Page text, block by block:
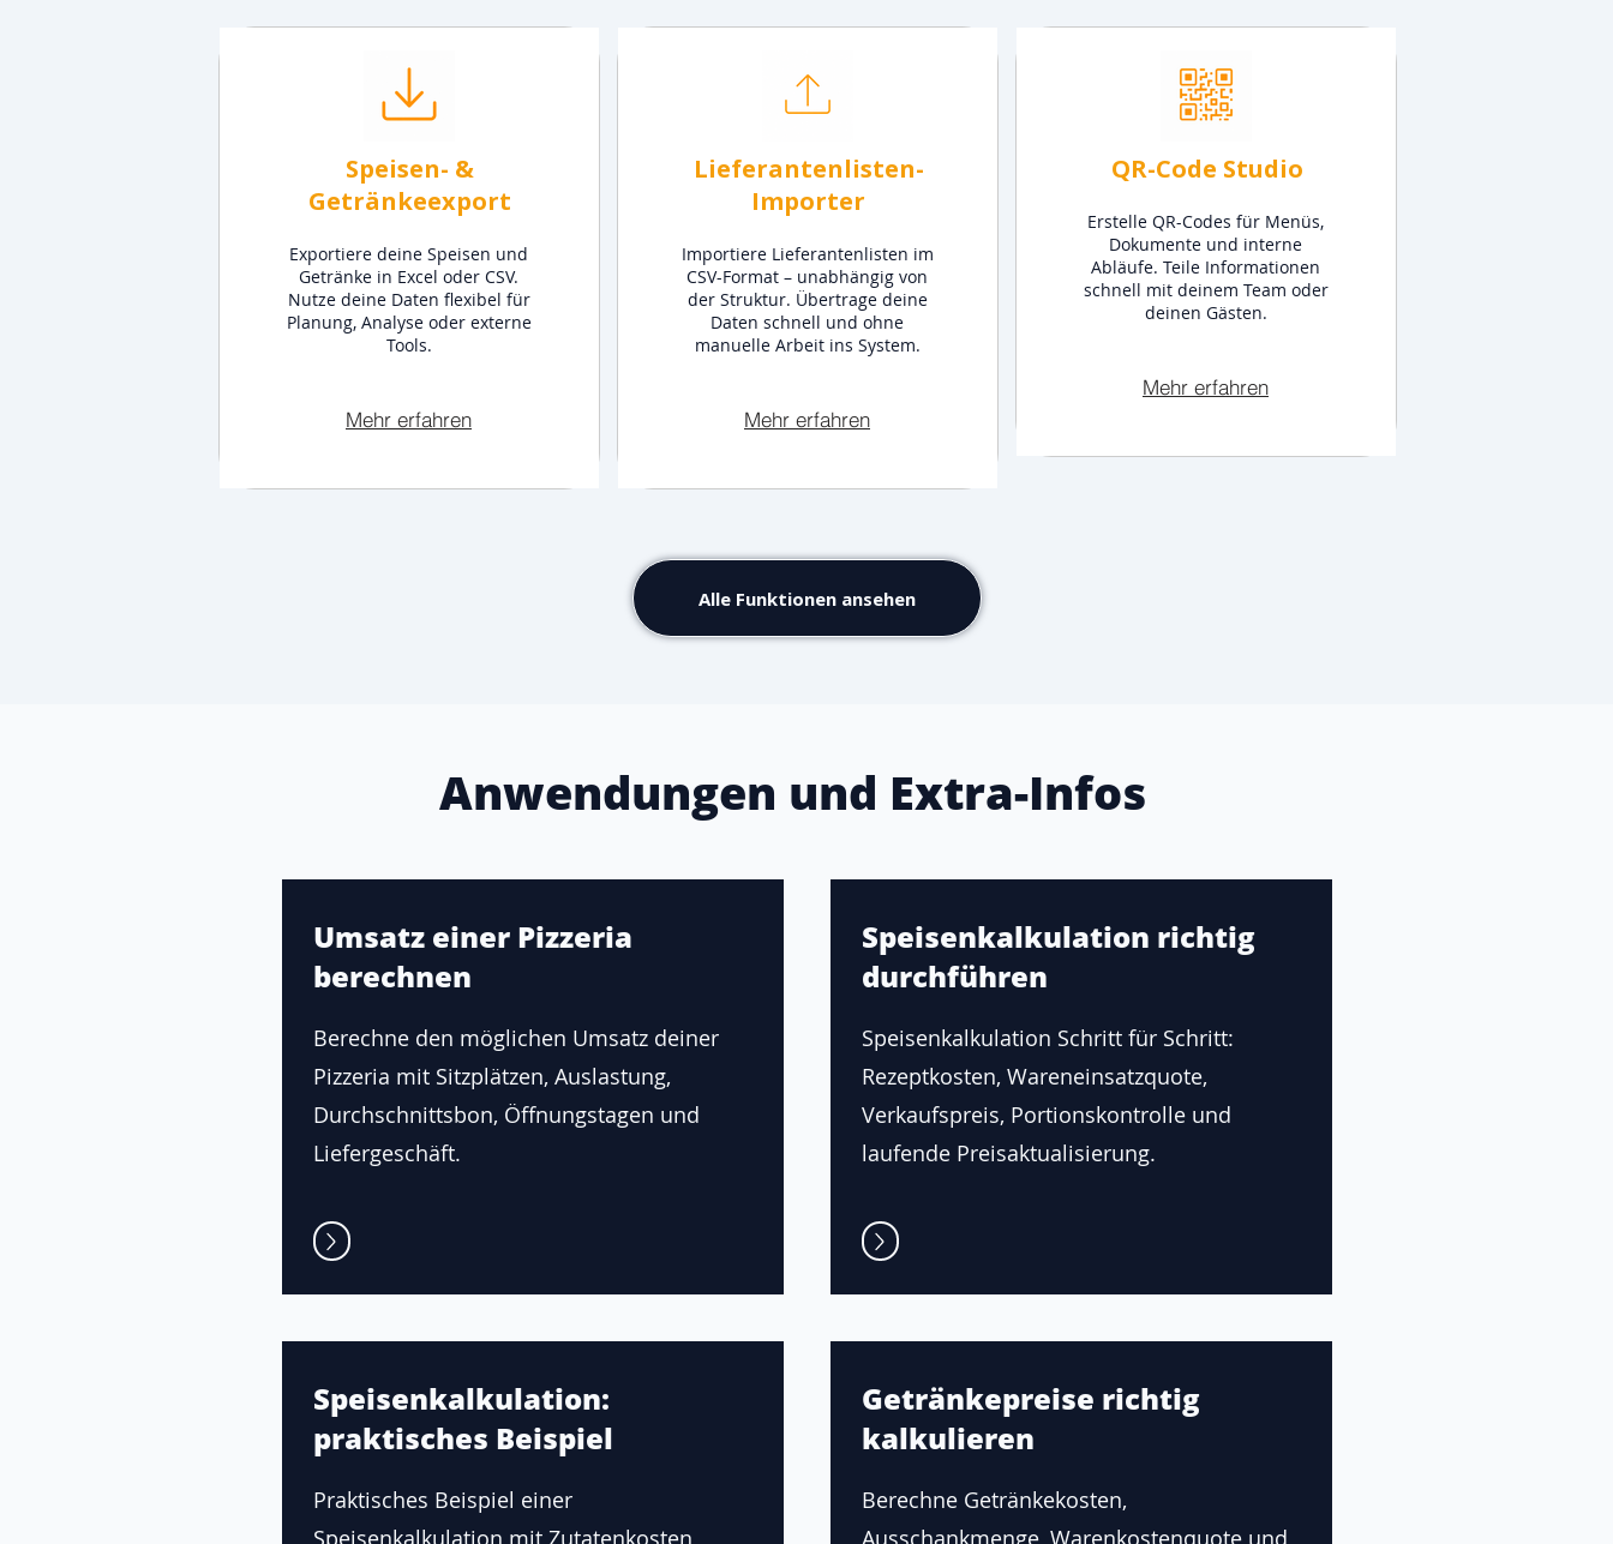
Speisen- &
Getränkeexport
Exportiere deine Speisen und
Getränke in Excel oder CSV.
Nutze deine Daten flexibel für
Planung, Analyse oder externe
Tools.
Mehr erfahren
Lieferantenlisten-
Importer
Importiere Lieferantenlisten im
CSV-Format – unabhängig von
der Struktur. Übertrage deine
Daten schnell und ohne
manuelle Arbeit ins System.
Mehr erfahren
QR-Code Studio
Erstelle QR-Codes für Menüs,
Dokumente und interne
Abläufe. Teile Informationen
schnell mit deinem Team oder
deinen Gästen.
Mehr erfahren
Alle Funktionen ansehen
Anwendungen und Extra-Infos
Umsatz einer Pizzeria
berechnen
Berechne den möglichen Umsatz deiner
Pizzeria mit Sitzplätzen, Auslastung,
Durchschnittsbon, Öffnungstagen und
Liefergeschäft.
Speisenkalkulation:
praktisches Beispiel
Praktisches Beispiel einer
Speisenkalkulation mit Zutatenkosten,
Speisenkalkulation richtig
durchführen
Speisenkalkulation Schritt für Schritt:
Rezeptkosten, Wareneinsatzquote,
Verkaufspreis, Portionskontrolle und
laufende Preisaktualisierung.
Getränkepreise richtig
kalkulieren
Berechne Getränkekosten,
Ausschankmenge, Warenkostenquote und